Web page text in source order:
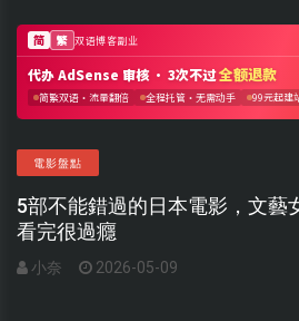
電影盤點
5部不能錯過的日本電影，文藝
看完很過癮
小奈 2026-05-09